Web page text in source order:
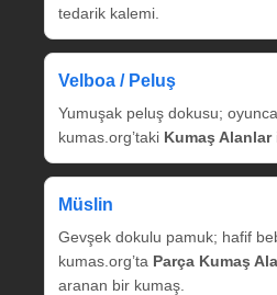
tedarik kalemi.
Velboa / Peluş
Yumuşak peluş dokusu;
kumas.org’taki Kumaş Alanlar
Müslin
Gevşek dokulu pamuk; hafif
kumas.org’ta Parça Kumaş
aranan bir kumaş.